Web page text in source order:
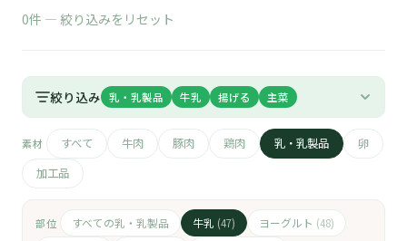
🐷
🧀
🥚
0件 — 絞り込みをリセット
絞り込み 乳・乳製品 牛乳 揚げる 主菜
素材 すべて 牛肉 豚肉 鶏肉 乳・乳製品
卵
加工品
部位 すべての乳・乳製品 牛乳 (47) ヨーグルト (48)